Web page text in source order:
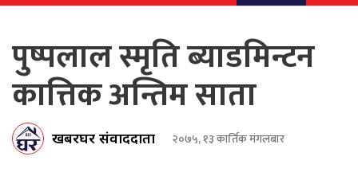
पुष्पलाल स्मृति ब्याडमिन्टन
कात्तिक अन्तिम साता
खबरघर संवाददाता २०७५, १३ कार्तिक मंगलबार